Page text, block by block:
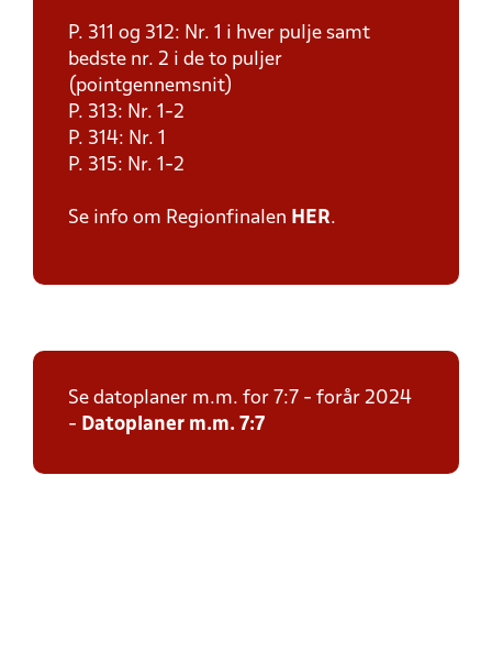
P. 311 og 312: Nr. 1 i hver pulje samt
bedste nr. 2 i de to puljer
(pointgennemsnit)
P. 313: Nr. 1-2
P. 314: Nr. 1
P. 315: Nr. 1-2
Se info om Regionfinalen HER.
Se datoplaner m.m. for 7:7 - forår 2024
- Datoplaner m.m. 7:7